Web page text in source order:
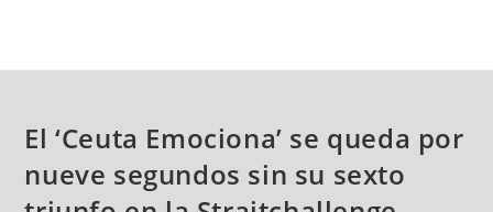
El ‘Ceuta Emociona’ se queda por
nueve segundos sin su sexto